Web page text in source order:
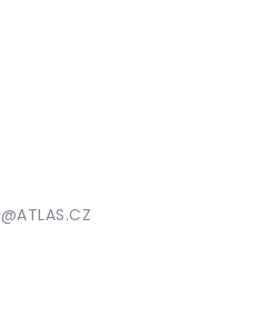
@ATLAS.CZ